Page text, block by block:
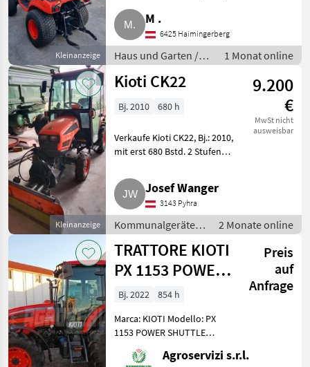
Kleinanzeige
kW), 3-Zylinder KIOTI
Dieselmotor, Stufe 5. Hubraum
1.007 ccm, Emissionsstufe V,
Tankvolumen 25, 5 l, Gesam
M .
6425 Haimingerberg
Haus und Garten /
Rasentraktor
1 Monat online
Kleinanzeige
Kioti CK22
9.200
€
MwSt nicht
ausweisbar
Bj. 2010 680 h
Verkaufe Kioti CK22, Bj.: 2010,
mit erst 680 Bstd. 2 Stufen
Schneepflug 125 cm und
neuwertigem Landgut
Salzstreuer. Kommunalgeräte
Winterdiens
Josef Wanger
3143 Pyhra
Kommunalgeräte /
Winterdienst
2 Monate online
TRATTORE KIOTI
PX 1153 POWER
SHUTTLE (ANNO
Preis
auf
Anfrage
Bj. 2022
854 h
Marca: KIOTI Modello: PX
1153 POWER SHUTTLE
Ore di lavoro motore: 854
Agroservizi s.r.l.